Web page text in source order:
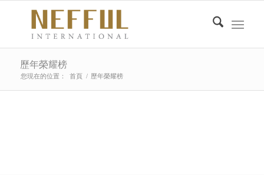
歷年榮耀榜
您現在的位置： 首頁 / 歷年榮耀榜